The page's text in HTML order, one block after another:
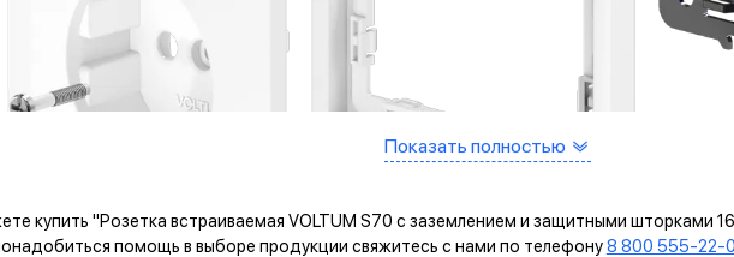
Показать полностью
купить "Розетка встраиваемая VOLTUM S70 с заземлением и защитными шторками
помощь в выборе продукции свяжитесь с нами по телефону8 800 555-22-